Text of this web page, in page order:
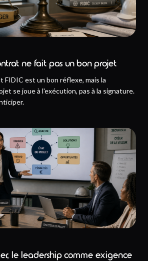
ne fait pas un bon projet
FIDIC est un bon réflexe, mais la
se joue à l'exécution, pas à la signature.
le leadership comme exigence